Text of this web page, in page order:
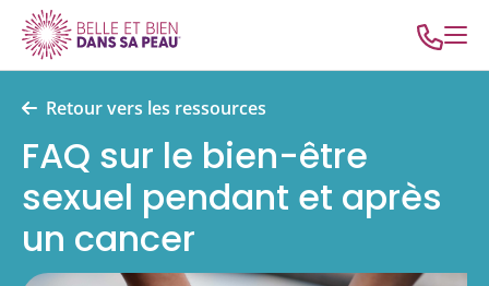
Retour vers les ressources
FAQ sur le bien-être
sexuel pendant et après
un cancer